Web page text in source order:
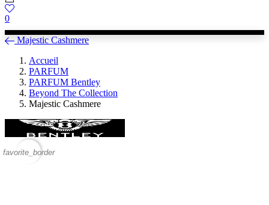
0
Majestic Cashmere
Accueil
PARFUM
PARFUM Bentley
Beyond The Collection
Majestic Cashmere
favorite_border